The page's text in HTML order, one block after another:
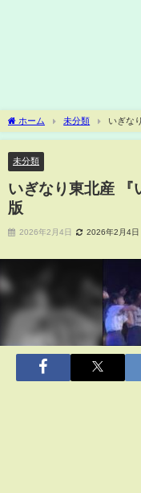
ホーム 未分類 いぎな
未分類
いぎなり東北産 『
版
2026年2月4日 2026年2月4日